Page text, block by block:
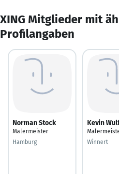
XING Mitglieder mit
Profilangaben
Norman Stock
Malermeister
Hamburg
Kevin
Winnert